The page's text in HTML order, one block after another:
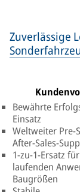
Zuverlässige
Bewährte
Einsatz
Weltweiter Pre-
After-Sales-
1-zu-1-Ersatz
laufenden
Baugrößen